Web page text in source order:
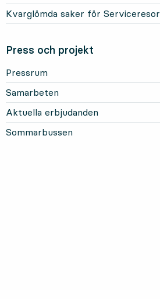
Kvarglömda saker för Serviceresor
Press och projekt
Pressrum
Samarbeten
Aktuella erbjudanden
Sommarbussen